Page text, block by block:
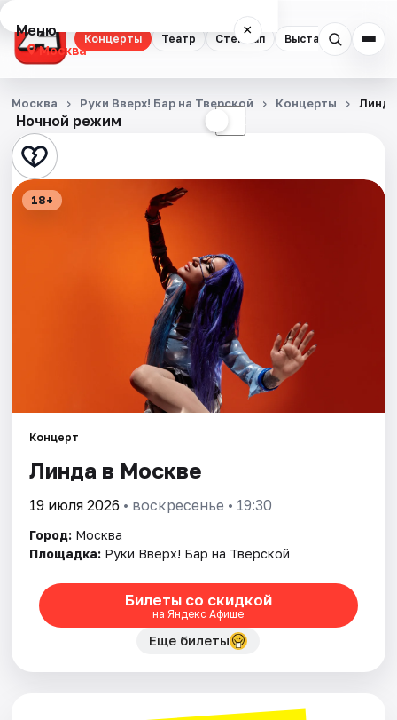
Концерты Театр Стендап Выставки
Меню ×
Москва
Концерты
Театр
Стендап
Города
Площадки
Рейтинги
Ночной режим ☾
Москва Руки Вверх! Бар на Тверской Концерты Линда
18+
Концерт
Линда в Москве
19 июля 2026 • воскресенье • 19:30
Город: Москва
Площадка: Руки Вверх! Бар на Тверской
Билеты со скидкой
на Яндекс Афише
Еще билеты